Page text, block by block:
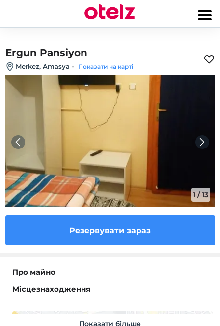
Ergun Pansiyon
Merkez, Amasya - Показати на карті
1 /13
Резервувати зараз
Про майно
Місцезнаходження
Показати більше